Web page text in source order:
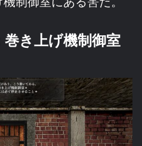
き上げ機制御室